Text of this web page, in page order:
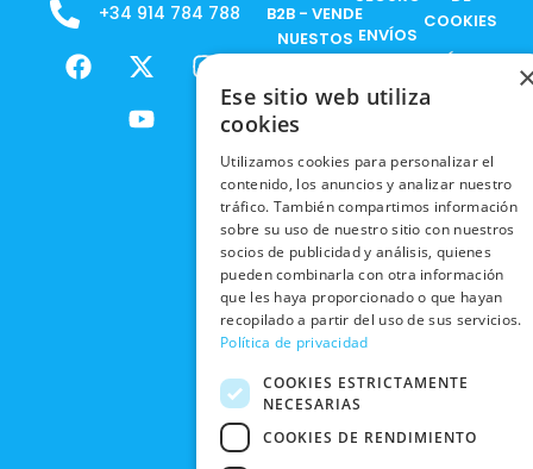
+34 914 784 788
F
a
X
-
t
w
I
m
Y
o
u
t
B2B - VENDE
NUESTOS
RESPONSABILIDAD
SOCIAL
TRABAJA
CON
NOSOTROS
NUESTRAS
TIENDAS
BLACK
FRIDAY
CONTACTO
ENVÍOS
NACIONALES
ENVÍOS
RECOGIDA
EN TIENDA
DEVOLUCIONES
Y CAMBIOS
CANCELAR
PEDIDO
COOKIES
POLÍTICAS
PRIVACIDAD
POLÍTICA DE
PRIVACIDAD
CONDICIONES
DE COMPRA
Ese sitio web utiliza
cookies
Utilizamos cookies para personalizar el
contenido, los anuncios y analizar nuestro
tráfico. También compartimos información
sobre su uso de nuestro sitio con nuestros
socios de publicidad y análisis, quienes
pueden combinarla con otra información
que les haya proporcionado o que hayan
recopilado a partir del uso de sus servicios.
Política de privacidad
COOKIES ESTRICTAMENTE
NECESARIAS
COOKIES DE RENDIMIENTO